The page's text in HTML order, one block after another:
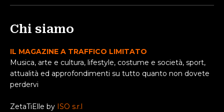
Chi siamo
IL MAGAZINE A TRAFFICO LIMITATO
Musica, arte e cultura, lifestyle, costume e società, sport,
attualità ed approfondimenti su tutto quanto non dovete
perdervi
ZetaTiElle by ISO s.r.l